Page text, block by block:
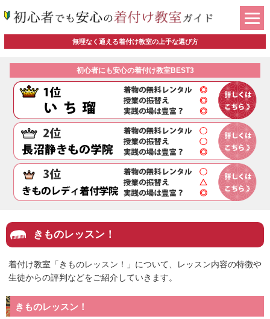
無理なく通える着付け教室の上手な選び方
初心者にも安心の着付け教室BEST3
きものレッスン！
着付け教室「きものレッスン！」について、レッスン内容の特徴や
生徒からの評判などをご紹介していきます。
きものレッスン！